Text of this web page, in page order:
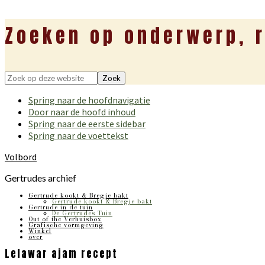
Zoeken op onderwerp,
Zoek
deze
website
Spring naar de hoofdnavigatie
Door naar de hoofd inhoud
Spring naar de eerste sidebar
Spring naar de voettekst
Volbord
Gertrudes archief
Gertrude kookt & Bregje bakt
Gertrude kookt & Bregje bakt
Gertrude in de tuin
De Gertrudes Tuin
Out of the Verhuisbox
Grafische vormgeving
Winkel
over
Lelawar ajam recept